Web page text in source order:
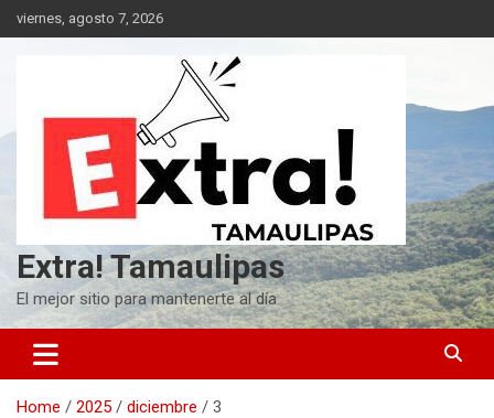
Skip
to
viernes, agosto 7, 2026
Extra! Tamaulipas
El mejor sitio para mantenerte al día
Home 2025 diciembre 3